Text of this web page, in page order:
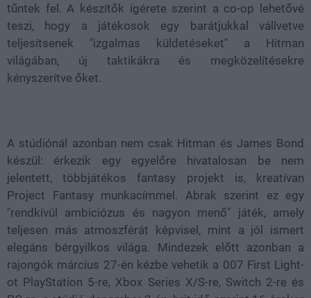
tűntek fel. A készítők ígérete szerint a co-op lehetővé
teszi, hogy a játékosok egy barátjukkal vállvetve
teljesítsenek "izgalmas küldetéseket" a Hitman
világában, új taktikákra és megközelítésekre
kényszerítve őket.
A stúdiónál azonban nem csak Hitman és James Bond
készül: érkezik egy egyelőre hivatalosan be nem
jelentett, többjátékos fantasy projekt is, kreatívan
Project Fantasy munkacímmel. Abrak szerint ez egy
"rendkívül ambiciózus és nagyon menő" játék, amely
teljesen más atmoszférát képvisel, mint a jól ismert
elegáns bérgyilkos világa. Mindezek előtt azonban a
rajongók március 27-én kézbe vehetik a 007 First Light-
ot PlayStation 5-re, Xbox Series X/S-re, Switch 2-re és